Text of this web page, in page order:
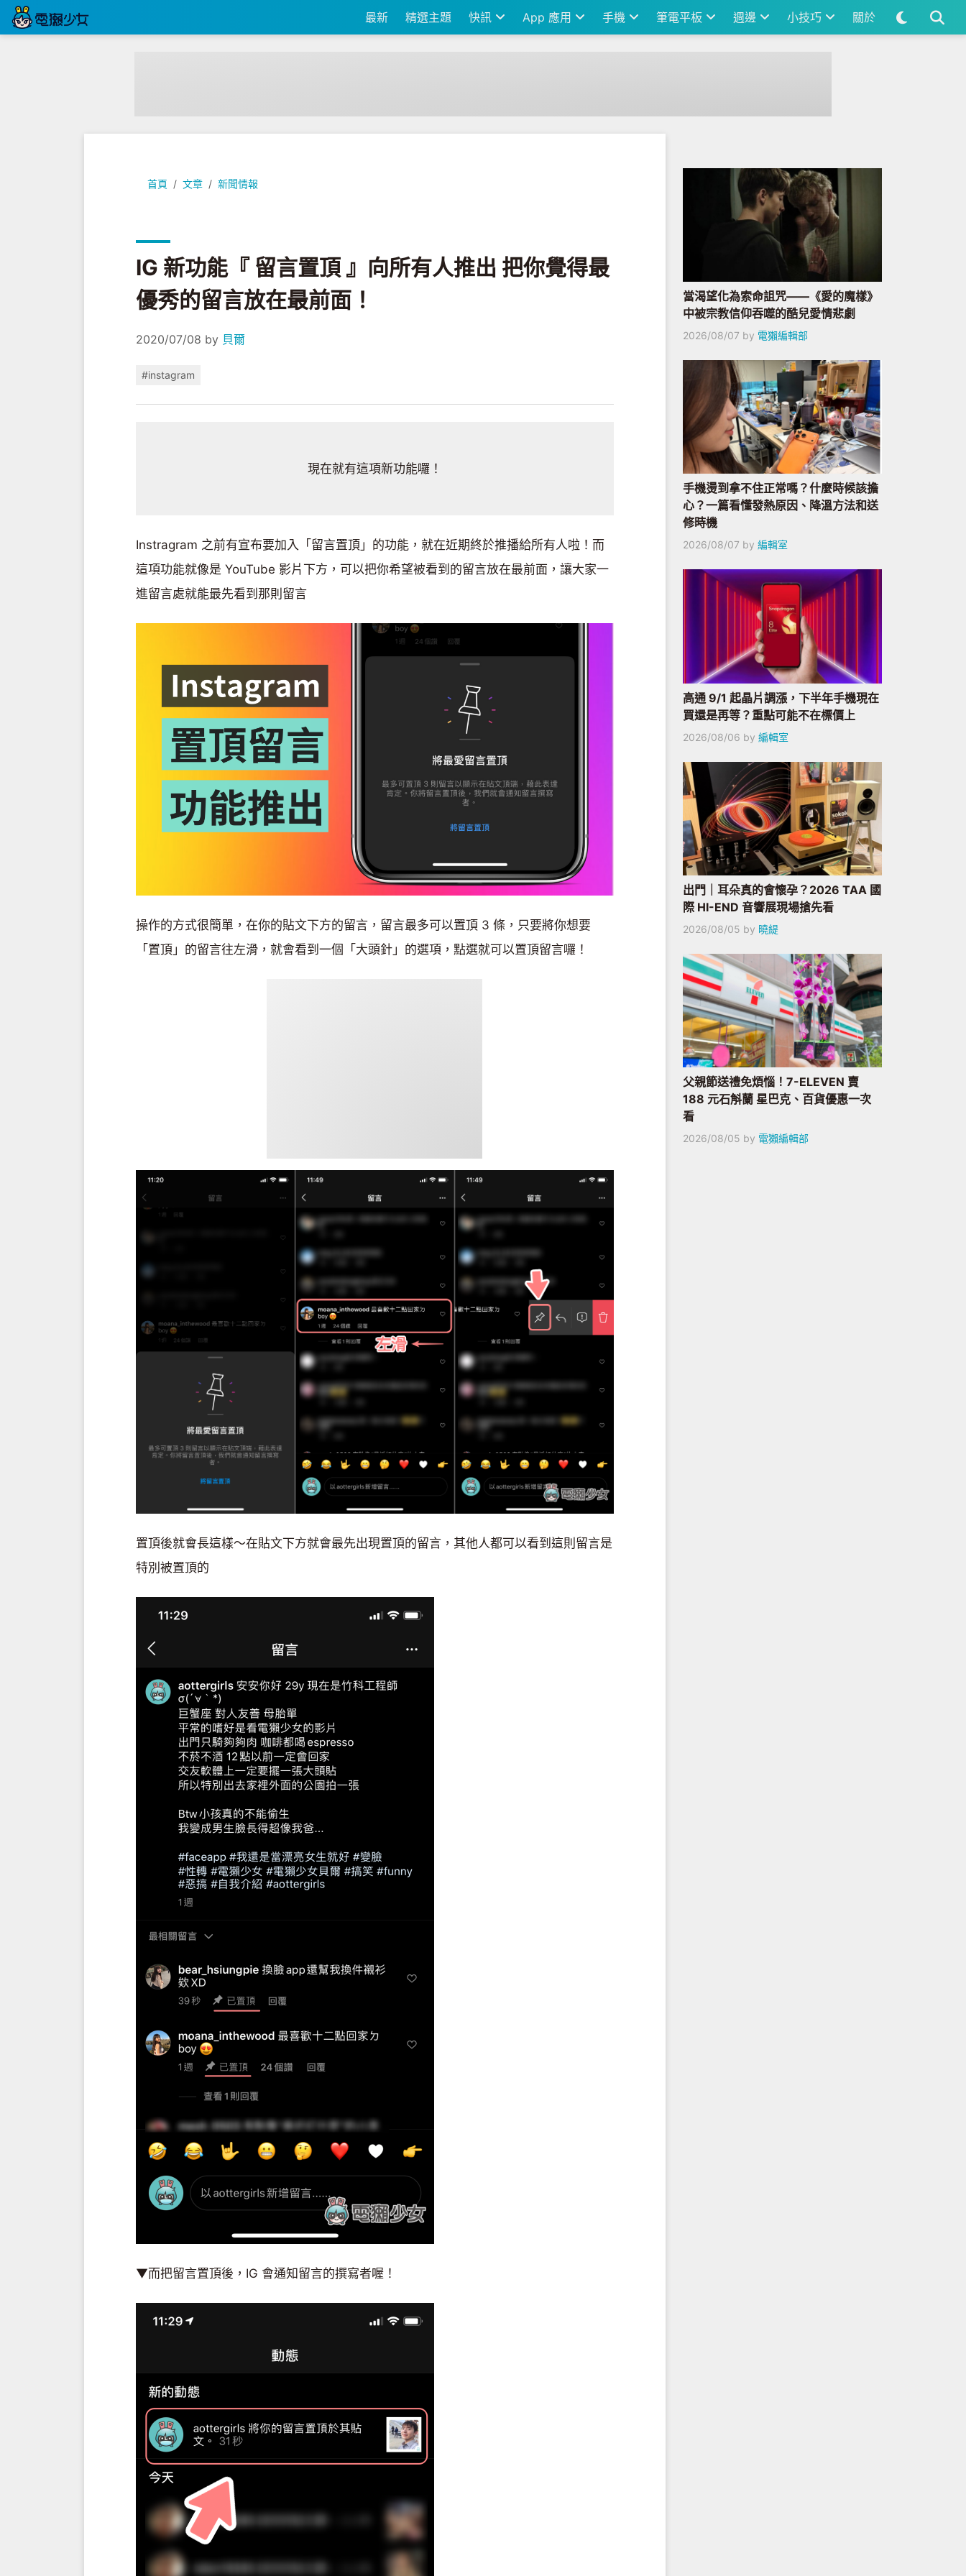
最新 精選主題 快訊 App 應用 手機 筆電平板 週邊 小技巧 關於
首頁 文章 新聞情報
IG 新功能『 留言置頂 』向所有人推出 把你覺得最優秀的留言放在最前面！
IG 新功能『 留言置頂 』向所有人推出 把你覺得最
優秀的留言放在最前面！
2020/07/08 by 貝爾
#instagram
現在就有這項新功能囉！
Instragram 之前有宣布要加入「留言置頂」的功能，就在近期終於推播給所有人啦！而
這項功能就像是 YouTube 影片下方，可以把你希望被看到的留言放在最前面，讓大家一
進留言處就能最先看到那則留言
操作的方式很簡單，在你的貼文下方的留言，留言最多可以置頂 3 條，只要將你想要
「置頂」的留言往左滑，就會看到一個「大頭針」的選項，點選就可以置頂留言囉！
置頂後就會長這樣～在貼文下方就會最先出現置頂的留言，其他人都可以看到這則留言是
特別被置頂的
▼而把留言置頂後，IG 會通知留言的撰寫者喔！
當渴望化為索命詛咒——《愛的魔樣》
中被宗教信仰吞噬的酷兒愛情悲劇
2026/08/07 by 電獺編輯部
手機燙到拿不住正常嗎？什麼時候該擔
心？一篇看懂發熱原因、降溫方法和送
修時機
2026/08/07 by 編輯室
高通 9/1 起晶片調漲，下半年手機現在
買還是再等？重點可能不在標價上
2026/08/06 by 編輯室
出門｜耳朵真的會懷孕？2026 TAA 國
際 HI-END 音響展現場搶先看
2026/08/05 by 曉緹
父親節送禮免煩惱！7-ELEVEN 賣
188 元石斛蘭 星巴克、百貨優惠一次
看
2026/08/05 by 電獺編輯部